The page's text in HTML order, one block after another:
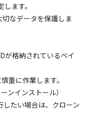
ます。
なデータを保護しま
が格納されているベイ
重に作業します。
ンインストール）
たい場合は、 クローン